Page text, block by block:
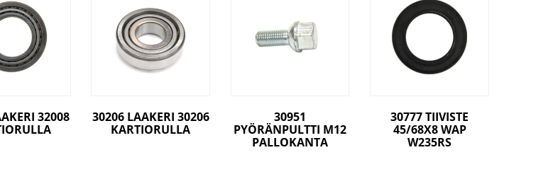
32008
30206 LAAKERI 30206
KARTIORULLA
30951
PYÖRÄNPULTTI M12
PALLOKANTA
30777 TIIVISTE
45/68X8 WAP
W235RS